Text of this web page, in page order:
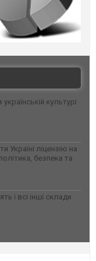
культурі
Україні ліцензію на
безпека та
і всі інші склади